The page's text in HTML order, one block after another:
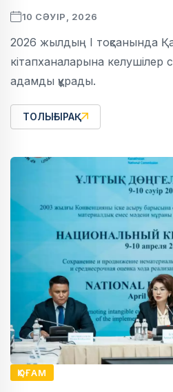
10 СӘУІР, 2026
2026 жылдың I тоқсанында
кітапханаларына келушілер
адамды құрады.
ТОЛЫҒЫРАҚ
ҚОҒАМ